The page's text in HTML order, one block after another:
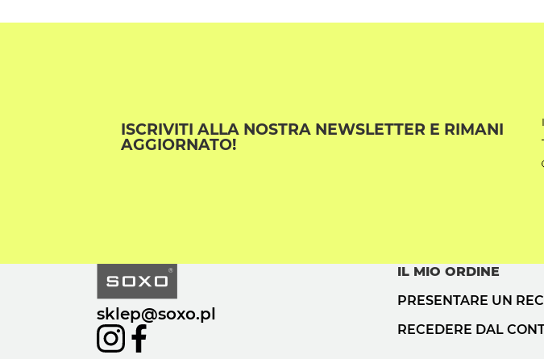
ISCRIVITI ALLA NOSTRA NEWSLETTER E RIMANI
AGGIORNATO!
sklep@soxo.pl
IL MIO ORDINE
PRESENTARE UN
RECEDERE DAL